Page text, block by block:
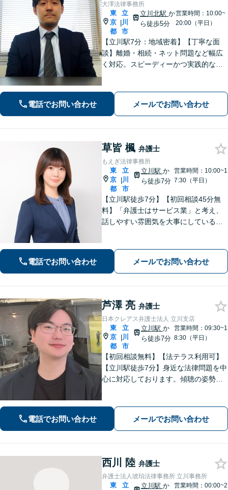
大澤法律事務所
東
京
都
|
立
川
市
立川北駅 か
ら徒歩5分
営業時間：10:00~
20:00（平日）
【立川駅7分：地域密着】【丁寧な面
談】離婚・相続・ネット問題など幅広
く対応。スピーディーかつ実践的なア
緒に考えます。安心してご相談くださ
い。【電話・オンライン相談対応】
電話でお問い合わせ メールでお問い合わせ
草皆 楓 弁護士
もえぎ法律事務所
東
京
都
|
立
川
市
立川駅 か
ら徒歩7分
営業時間：10:00~1
7:30（平日）
【立川駅徒歩7分】【初回相談45分無
料】「弁護士はサービス業」と考え、
話しやすい雰囲気を大事にしている事
を心がけています【離婚・男女問題／
相続・遺言／交通事故】
電話でお問い合わせ メールでお問い合わせ
芦澤 亮 弁護士
日本クレアス弁護士法人 立川支店
東
京
都
|
立
川
市
立川駅 か
ら徒歩7分
営業時間：09:30~1
8:30（平日）
【初回相談無料】【法テラス利用可】
【立川駅徒歩7分】身近な法律問題を中
心に対応しております。傾聴の姿勢と
ましたらお気軽にご相談ください。
【電話相談可】【休日・夜間面談可】
電話でお問い合わせ メールでお問い合わせ
西川 陸 弁護士
弁護士法人琥珀法律事務所 立川事務所
東
立
立川駅 か
営業時間：00:00~2